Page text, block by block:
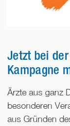
Jetzt bei
Kampagne
Ärzte aus ganz
besonderen
aus Gründen